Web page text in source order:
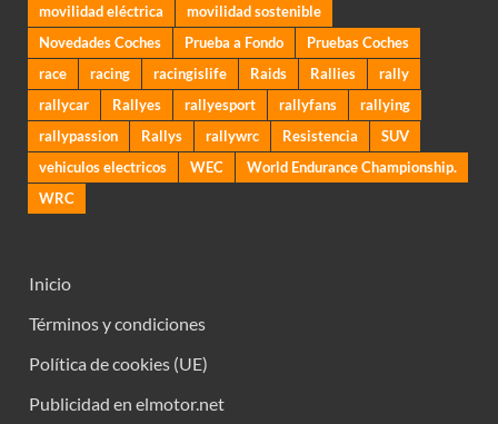
movilidad eléctrica
movilidad sostenible
Novedades Coches
Prueba a Fondo
Pruebas Coches
race
racing racingislife Raids Rallies
rally
rallycar
Rallyes rallyesport rallyfans
rallying
rallypassion
Rallys rallywrc Resistencia
SUV
vehiculos electricos
WEC
World Endurance Championship.
WRC
Inicio
Términos y condiciones
Política de cookies (UE)
Publicidad en elmotor.net